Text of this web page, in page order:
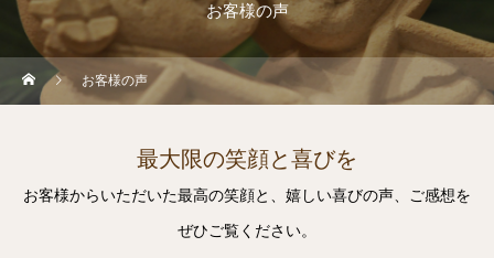
お客様の声
お客様の声
最大限の笑顔と喜びを
お客様からいただいた最高の笑顔と、嬉しい喜びの声、ご感想を
ぜひご覧ください。